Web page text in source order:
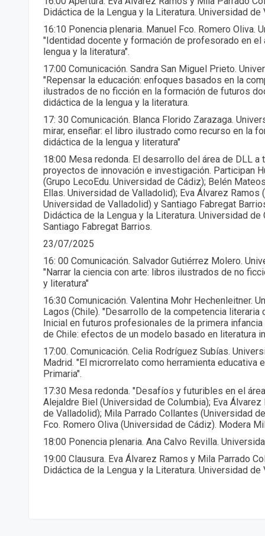
Didáctica de la Lengua y la Literatura. Universidad de
16:10 Ponencia plenaria. Manuel Fco. Romero Oliva.
"Identidad docente y formación de profesorado en el
lengua y la literatura".
17:00 Comunicación. Sandra San Miguel Prieto.
"Repensar la educación: enfoques basados en la
ilustrados de no ficción en la formación de futuros
didáctica de la lengua y la literatura.
17: 30 Comunicación. Blanca Florido Zarazaga.
mirar, enseñar: el libro ilustrado como recurso en la
didáctica de la lengua y literatura"
18:00 Mesa redonda. El desarrollo del área de DLL
proyectos de innovación e investigación. Participan
(Grupo LecoEdu. Universidad de Cádiz); Belén
Ellas. Universidad de Valladolid); Eva Álvarez Ramos
Universidad de Valladolid) y Santiago Fabregat
Didáctica de la Lengua y la Literatura. Universidad de
Santiago Fabregat Barrios.
23/07/2025
16: 00 Comunicación. Salvador Gutiérrez Molero.
"Narrar la ciencia con arte: libros ilustrados de no
y literatura"
16:30 Comunicación. Valentina Mohr Hechenleitner.
Lagos (Chile). "Desarrollo de la competencia literaria
Inicial en futuros profesionales de la primera
de Chile: efectos de un modelo basado en literatura
17:00. Comunicación. Celia Rodríguez Subías.
Madrid. "El microrrelato como herramienta educativa
Primaria".
17:30 Mesa redonda. "Desafíos y futuribles en el
Alejaldre Biel (Universidad de Columbia); Eva
de Valladolid); Mila Parrado Collantes (Universidad
Fco. Romero Oliva (Universidad de Cádiz). Modera
18:00 Ponencia plenaria. Ana Calvo Revilla.
19:00 Clausura. Eva Álvarez Ramos y Mila Parrado
Didáctica de la Lengua y la Literatura. Universidad de